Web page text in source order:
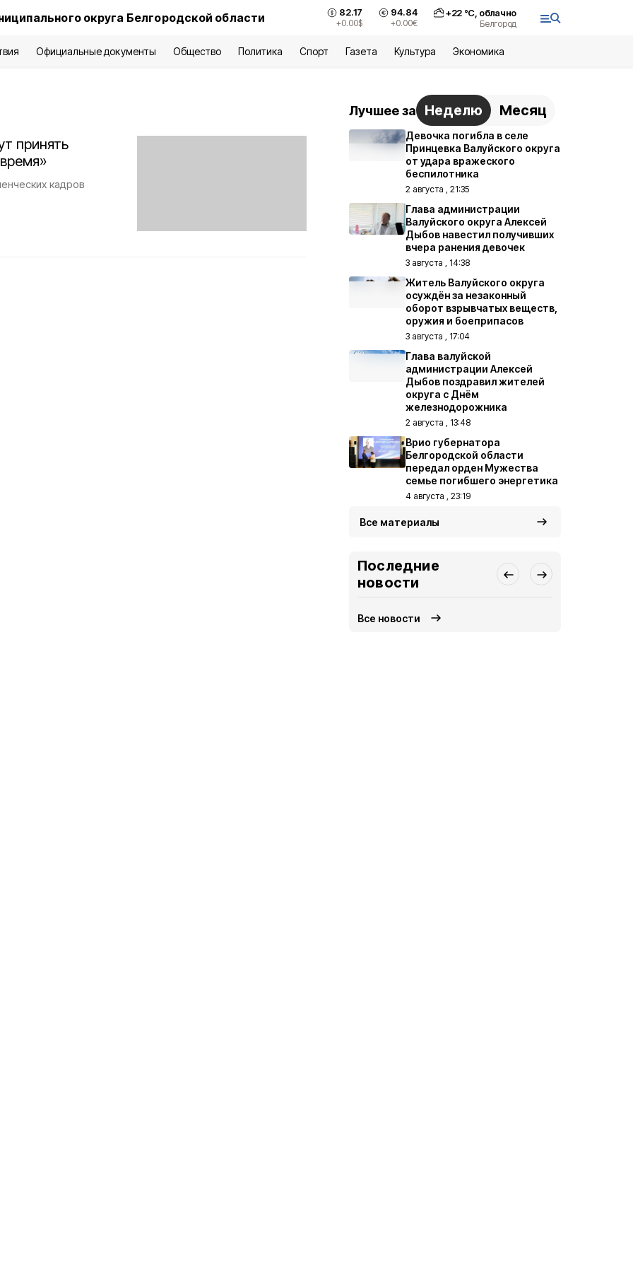
округа Белгородской области 82.17
+0.00$
94.84
+0.00€
+22°С, облачно
Белгород
Официальные документы Общество Политика Спорт Газета Культура Экономика
принять
кадров
Лучшее за Неделю Месяц
Девочка погибла в селе
Принцевка Валуйского округа
от удара вражеского
беспилотника
2 августа , 21:35
Глава администрации
Валуйского округа Алексей
Дыбов навестил получивших
вчера ранения девочек
3 августа , 14:38
Житель Валуйского округа
осуждён за незаконный
оборот взрывчатых веществ,
оружия и боеприпасов
3 августа , 17:04
Глава валуйской
администрации Алексей
Дыбов поздравил жителей
округа с Днём
железнодорожника
2 августа , 13:48
Врио губернатора
Белгородской области
передал орден Мужества
семье погибшего энергетика
4 августа , 23:19
Все материалы
Последние
новости
Все новости